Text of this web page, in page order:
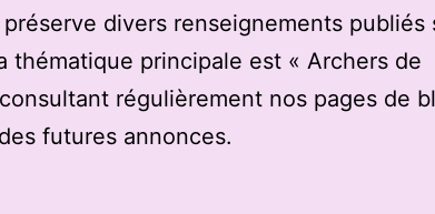
divers renseignements publiés
thématique principale est « Archers de
régulièrement nos pages de
futures annonces.